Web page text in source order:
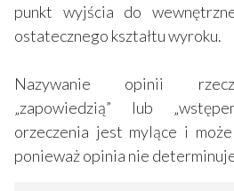
punkt wyjścia do
ostatecznego kształtu wyroku.
Nazywanie opinii
„zapowiedzią” lub
orzeczenia jest mylące i
ponieważ opinia nie